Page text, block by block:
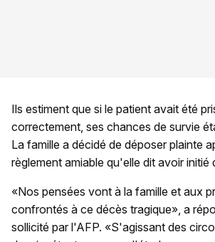
Ils estiment que si le patient avait été
correctement, ses chances de survie
La famille a décidé de déposer plainte
règlement amiable qu'elle dit avoir initié
«Nos pensées vont à la famille et aux
confrontés à ce décès tragique», a
sollicité par l'AFP. «S'agissant des